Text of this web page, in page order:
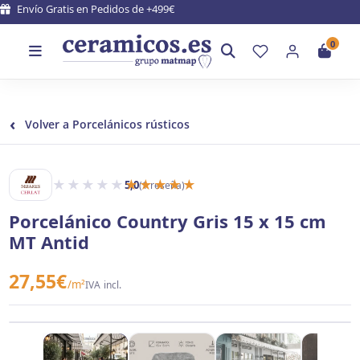
Envío Gratis en Pedidos de +499€
0
‹ Volver a Porcelánicos rústicos
MIJARES Y CERLAT
★★★★★★★★★★
5,0(1 reseña)
Porcelánico Country Gris 15 x 15 cm
MT Antid
27,55€/m²IVA incl.